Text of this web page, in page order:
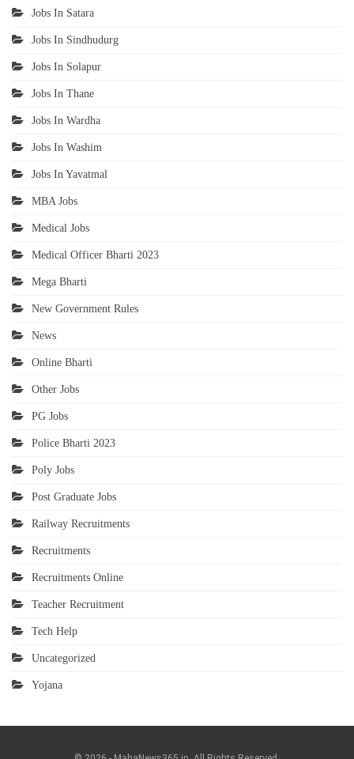
Jobs In Satara
Jobs In Sindhudurg
Jobs In Solapur
Jobs In Thane
Jobs In Wardha
Jobs In Washim
Jobs In Yavatmal
MBA Jobs
Medical Jobs
Medical Officer Bharti 2023
Mega Bharti
New Government Rules
News
Online Bharti
Other Jobs
PG Jobs
Police Bharti 2023
Poly Jobs
Post Graduate Jobs
Railway Recruitments
Recruitments
Recruitments Online
Teacher Recruitment
Tech Help
Uncategorized
Yojana